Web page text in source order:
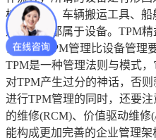
械、装置、车辆搬运工具、
定资产者都属于设备。TPM精
误区7：TPM管理比设备管理
TPM是一种管理法则与模式
对TPM产生过分的神话，否
进行TPM管理的同时，还要
的维修(RCM)、价值驱动维
能构成更加完善的企业管理架